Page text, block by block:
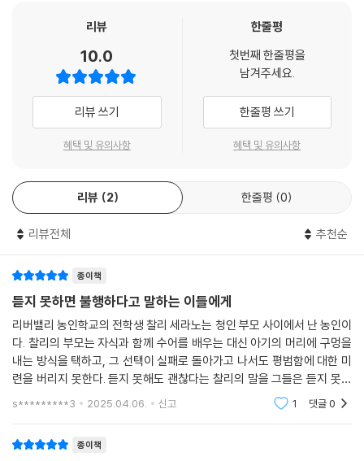
저한테 가르쳐주신 것들이랑 완전히
이런 건 다 뭐였어요?
그냥 이렇게 다 버리시는 거예요?
스카일라는 여전히 농인일 거야.
수어도 할 거고. 인공와우 수술도
네가 어릴 때보다 훨씬 더 좋아졌다.
큰 도움을 받을 수 있어.
--- pp.372-373
듣는다는 건 어떤 거야?
마치 답이 쓰여 있기라도 한 듯이 찰리가 고개를 들어 천장을 바라보았다.
답답해. 정보들이 쏟아지고 난
그걸 구별해보려고 정말 애를 쓰는데
여전히 무슨 말인지 알 수 없어.
이리저리 움직이고, 변하고,
다른 세 개가 나타나. 그리고 사람들은 내가
안에서 태어났다. 농인 커뮤니티에서 워크맨 가문은 왕족과도 같았다. 농
인 정체성을 가진 부모님, 아주 일찍부터 농인에게 걸맞은 문화생활을 누
리고 수어에 둘러싸여 보낸 행복한 유년 시절. 찰리는 모든 것을 다 가진 듯
한 오스틴을 동경하고, 오스틴은 솔직하고 거침없는 찰리의 매력에 이끌린
다. 한편 정부 예산이 줄어들면서 리버밸리는 폐교 위기를 맞는다. 청인 판
정을 받았던 오스틴의 여동생 스카일라의 청력이 점점 떨어지고, 스카일라
를 리버밸리에 보낼 수 없다는 걸 알게 된 부모님은 인공와우 이식 수술을
리는 결국 부작용으로 쓰러진다. 반대쪽 귀에 수술을 다시 하는 문제로 엄
마와 크게 다툰 찰리는 오스틴과 함께 세상의 요구로부터 자유로워지기로
결심한다.
그런 고요함을 가질 수 있다는 것 말이다.”
농인 커뮤니티와 청각장애인 문화를 비추는 투명한 프리즘
청각장애인들의 청력을 되찾게 해주는 인공와우라는 놀라운 의료기기를
생산해온 기업이 제품에 결함이 있다는 사실을 알고도 수년간 아동과 성인
들에게 해당 임플란트를 판매해온 것으로 밝혀졌다. - NBC 뉴스, 2014년
3월 14일
인공와우는 청신경에 직접적인 전기 자극을 주어 소리를 인지할 수 있도록
리뷰
10.0
리뷰 쓰기
혜택 및 유의사항
한줄평
첫번째 한줄평을
남겨주세요.
한줄평 쓰기
혜택 및 유의사항
리뷰 2 한줄평 0
리뷰전체 추천순
종이책
듣지 못하면 불행하다고 말하는 이들에게
리버밸리 농인학교의 전학생 찰리 세라노는 청인 부모 사이에서 난 농인이
다. 찰리의 부모는 자식과 함께 수어를 배우는 대신 아기의 머리에 구멍을
내는 방식을 택하고, 그 선택이 실패로 돌아가고 나서도 평범함에 대한 미
련을 버리지 못한다. 듣지 못해도 괜찮다는 찰리의 말을 그들은 듣지 못한
다. 자식이 평범해 보이는 것을 가장 큰 꿈으로 안고 사는 사람들이 있다.
s*********3 2025.04.06. 신고 1 댓글0
종이책